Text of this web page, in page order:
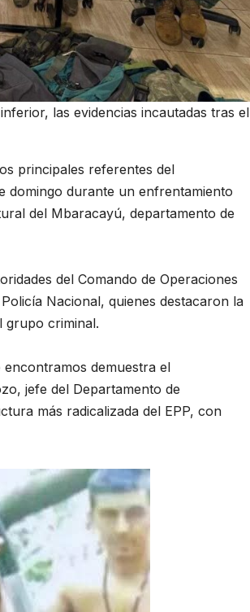
las evidencias incautadas tras el
principales referentes del
domingo durante un enfrentamiento
del Mbaracayú, departamento de
del Comando de Operaciones
Nacional, quienes destacaron la
grupo criminal.
demuestra el
jefe del Departamento de
más radicalizada del EPP, con